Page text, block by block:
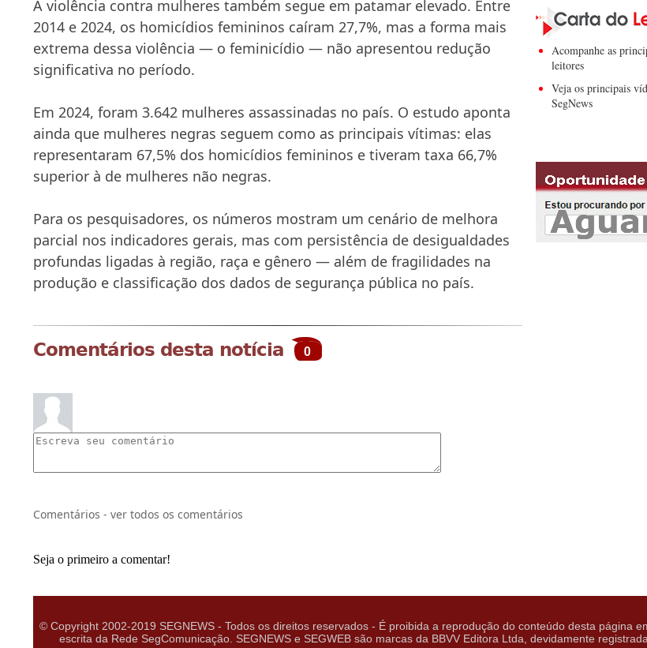
A violência contra mulheres também segue em patamar elevado. Entre
2014 e 2024, os homicídios femininos caíram 27,7%, mas a forma mais
extrema dessa violência — o feminicídio — não apresentou redução
significativa no período.
Em 2024, foram 3.642 mulheres assassinadas no país. O estudo aponta
ainda que mulheres negras seguem como as principais vítimas: elas
representaram 67,5% dos homicídios femininos e tiveram taxa 66,7%
superior à de mulheres não negras.
Para os pesquisadores, os números mostram um cenário de melhora
parcial nos indicadores gerais, mas com persistência de desigualdades
profundas ligadas à região, raça e gênero — além de fragilidades na
produção e classificação dos dados de segurança pública no país.
Comentários desta notícia 0
Comentários - ver todos os comentários
Seja o primeiro a comentar!
Acompanhe as
leitores
Veja os principais
SegNews
© Copyright 2002-2019 SEGNEWS - Todos os direitos reservados - É proibida a reprodução do conteúdo desta página
escrita da Rede SegComunicação. SEGNEWS e SEGWEB são marcas da BBVV Editora Ltda, devidamente